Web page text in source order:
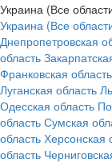
Украина (Все
Украина (Все
Днепропетровская
область
Франковская область
Луганская область
Одесская область
область Сумская
область Херсонская
область